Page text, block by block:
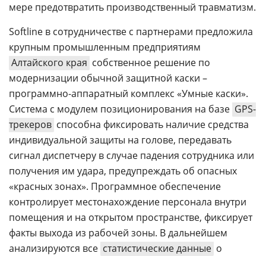
мере предотвратить производственный травматизм.
Softline в сотрудничестве с партнерами предложила
крупным промышленным предприятиям
Алтайского края собственное решение по
модернизации обычной защитной каски –
программно-аппаратный комплекс «Умные каски».
Система с модулем позиционирования на базе GPS-
трекеров способна фиксировать наличие средства
индивидуальной защиты на голове, передавать
сигнал диспетчеру в случае падения сотрудника или
получения им удара, предупреждать об опасных
«красных зонах». Программное обеспечение
контролирует местонахождение персонала внутри
помещения и на открытом пространстве, фиксирует
факты выхода из рабочей зоны. В дальнейшем
анализируются все статистические данные о